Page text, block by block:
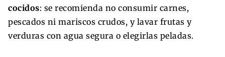
cocidos: se recomienda no consumir carnes,
pescados ni mariscos crudos, y lavar frutas y
verduras con agua segura o elegirlas peladas.